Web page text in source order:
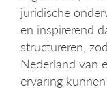
juridische
en inspirerend
structureren,
Nederland van
ervaring